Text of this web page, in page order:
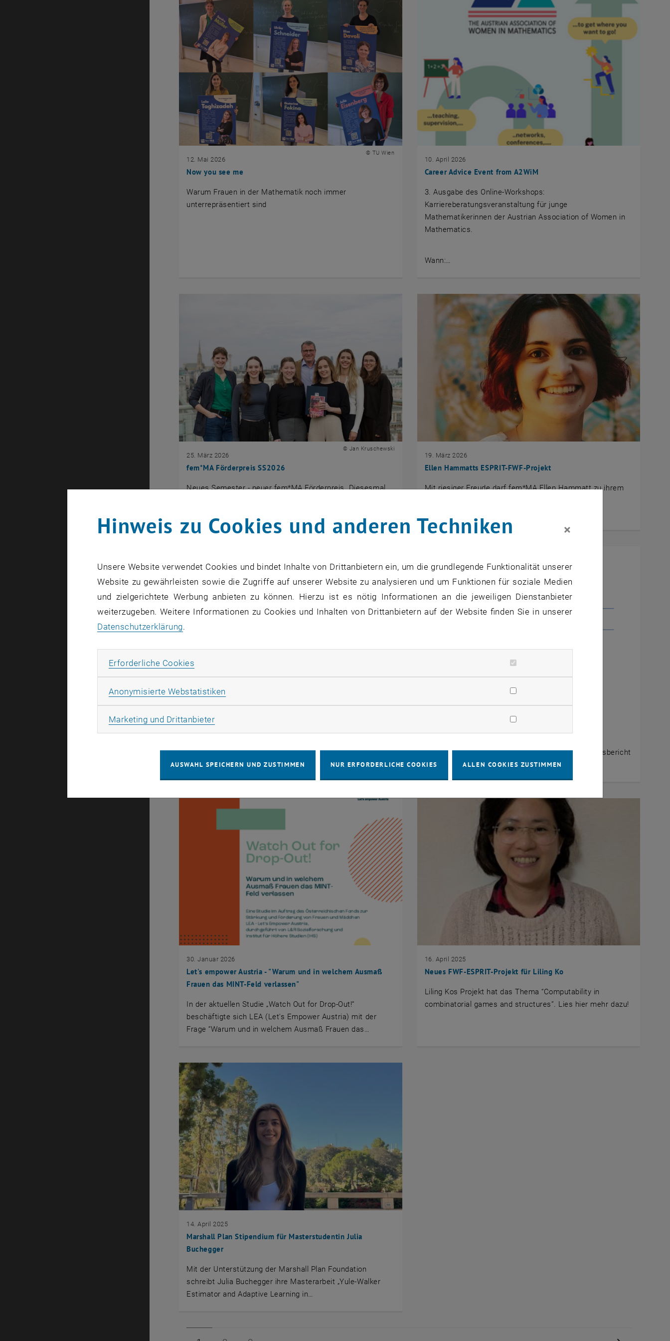
Now you see me
12. Mai 2026
© TU Wien
Warum Frauen in der Mathematik noch immer
unterrepräsentiert sind
Career Advice Event from A2WiM
10. April 2026
3. Ausgabe des Online-Workshops:
Karriereberatungsveranstaltung für junge
Mathematikerinnen der Austrian Association of Women in
Mathematics.
Wann:…
fem*MA Förderpreis SS2026
25. März 2026
© Jan Kruschewski
Neues Semester - neuer fem*MA Förderpreis. Diesesmal
Ellen Hammatts ESPRIT-FWF-Projekt
19. März 2026
Mit riesiger Freude darf fem*MA Ellen Hammatt zu ihrem
fem*MA - Förderpreis 2025
04. Februar 2026
bietet weit mehr als nur Unterstützung: Er öffnet Türen!
Durch die direkte Einbindung von…
03. Februar 2026
Aufmerksamkeit schenken. Willkommen zum Jahresbericht
2024/2025 von fem*MA!
Let's empower Austria - "Warum und in welchem Ausmaß
Frauen das MINT-Feld verlassen"
30. Januar 2026
In der aktuellen Studie „Watch Out for Drop-Out!“
beschäftigte sich LEA (Let's Empower Austria) mit der
Frage “Warum und in welchem Ausmaß Frauen das…
Neues FWF-ESPRIT-Projekt für Liling Ko
16. April 2025
Liling Kos Projekt hat das Thema “Computability in
combinatorial games and structures”. Lies hier mehr dazu!
Marshall Plan Stipendium für Masterstudentin Julia
Buchegger
14. April 2025
Mit der Unterstützung der Marshall Plan Foundation
schreibt Julia Buchegger ihre Masterarbeit „Yule-Walker
Estimator and Adaptive Learning in…
Hinweis zu Cookies und anderen Techniken ×
Unsere Website verwendet Cookies und bindet Inhalte von Drittanbietern ein, um die grundlegende Funktionalität unserer
Website zu gewährleisten sowie die Zugriffe auf unserer Website zu analysieren und um Funktionen für soziale Medien
und zielgerichtete Werbung anbieten zu können. Hierzu ist es nötig Informationen an die jeweiligen Dienstanbieter
weiterzugeben. Weitere Informationen zu Cookies und Inhalten von Drittanbietern auf der Website finden Sie in unserer
Datenschutzerklärung.
Erforderliche Cookies
Anonymisierte Webstatistiken
Marketing und DrittanbieterMarketing Cookies zulassen
AUSWAHL SPEICHERN UND ZUSTIMMEN NUR ERFORDERLICHE COOKIES ALLEN COOKIES ZUSTIMMEN